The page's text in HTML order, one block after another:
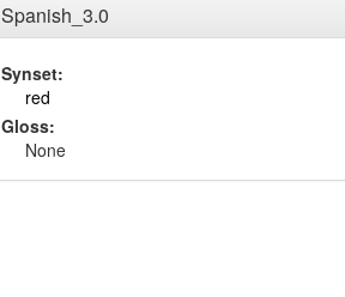
Spanish_3.0
Synset:
red
Gloss:
None